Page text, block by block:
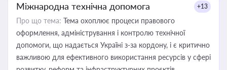
Міжнародна технічна допомога +13
Про що тема: Тема охоплює процеси правового
оформлення, адміністрування і контролю технічної
допомоги, що надається Україні з-за кордону, і є критично
важливою для ефективного використання ресурсів у сфері